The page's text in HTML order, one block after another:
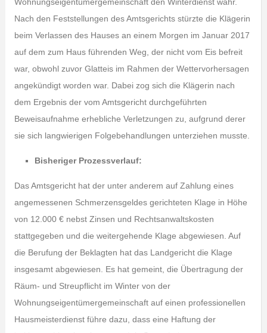
Nach den Feststellungen des Amtsgerichts stürzte die Klägerin
beim Verlassen des Hauses an einem Morgen im Januar 2017
auf dem zum Haus führenden Weg, der nicht vom Eis befreit
war, obwohl zuvor Glatteis im Rahmen der Wettervorhersagen
angekündigt worden war. Dabei zog sich die Klägerin nach
dem Ergebnis der vom Amtsgericht durchgeführten
Beweisaufnahme erhebliche Verletzungen zu, aufgrund derer
sie sich langwierigen Folgebehandlungen unterziehen musste.
Bisheriger Prozessverlauf:
Das Amtsgericht hat der unter anderem auf Zahlung eines
angemessenen Schmerzensgeldes gerichteten Klage in Höhe
von 12.000 € nebst Zinsen und Rechtsanwaltskosten
stattgegeben und die weitergehende Klage abgewiesen. Auf
die Berufung der Beklagten hat das Landgericht die Klage
insgesamt abgewiesen. Es hat gemeint, die Übertragung der
Räum- und Streupflicht im Winter von der
Wohnungseigentümergemeinschaft auf einen professionellen
Hausmeisterdienst führe dazu, dass eine Haftung der